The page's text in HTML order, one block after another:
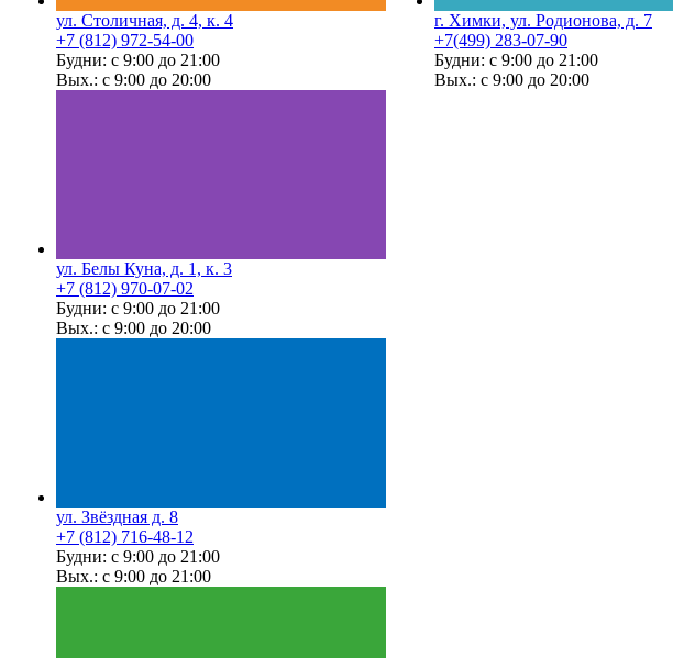
ул. Столичная, д. 4, к. 4
+7 (812) 972-54-00
Будни: с 9:00 до 21:00
Вых.: с 9:00 до 20:00
ул. Белы Куна, д. 1, к. 3
+7 (812) 970-07-02
Будни: с 9:00 до 21:00
Вых.: с 9:00 до 20:00
ул. Звёздная д. 8
+7 (812) 716-48-12
Будни: с 9:00 до 21:00
Вых.: с 9:00 до 21:00
г. Химки, ул. Родионова, д. 7
+7(499) 283-07-90
Будни: с 9:00 до 21:00
Вых.: с 9:00 до 20:00